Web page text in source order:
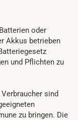
oder
Akkus betrieben
und Pflichten zu
sind
zu bringen. Die